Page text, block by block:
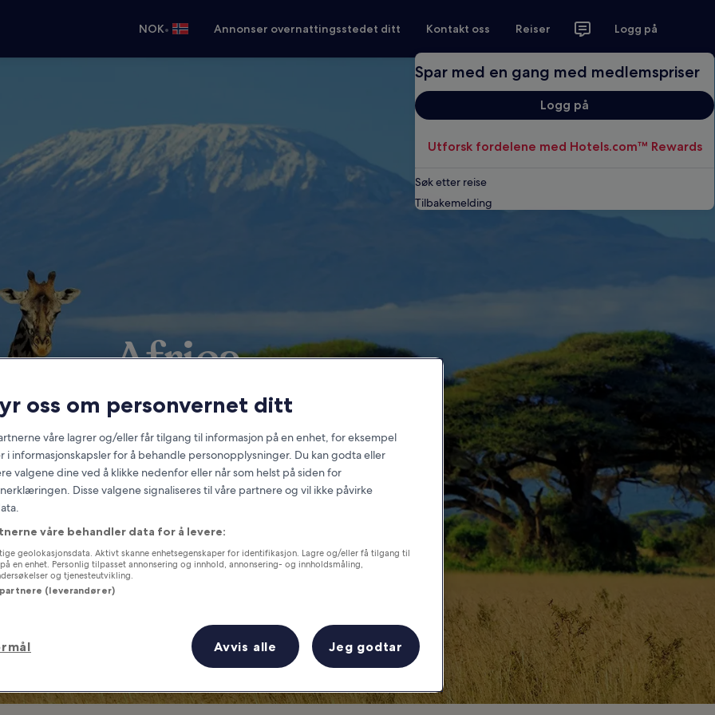
NOK• Annonser overnattingsstedet ditt Kontakt oss Reiser Logg på
Spar med en gang med medlemspriser
Logg på
Utforsk fordelene med Hotels.com™ Rewards
Søk etter reise
Tilbakemelding
Africa
you need to know before you go
oss om personvernet ditt
våre lagrer og/eller får tilgang til informasjon på en enhet, for eksempel
i informasjonskapsler for å behandle personopplysninger. Du kan godta eller
valgene dine ved å klikke nedenfor eller når som helst på siden for
Disse valgene signaliseres til våre partnere og vil ikke påvirke
våre behandler data for å levere:
geolokasjonsdata. Aktivt skanne enhetsegenskaper for identifikasjon. Lagre og/eller få tilgang til
en enhet. Personlig tilpasset annonsering og innhold, annonsering- og innholdsmåling,
og tjenesteutvikling.
(leverandører)
Avvis alle Jeg godtar